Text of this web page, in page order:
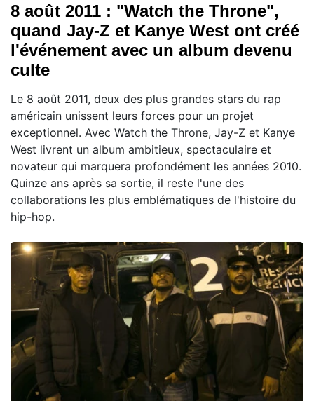
8 août 2011 : "Watch the Throne",
quand Jay-Z et Kanye West ont créé
l'événement avec un album devenu
culte
Le 8 août 2011, deux des plus grandes stars du rap
américain unissent leurs forces pour un projet
exceptionnel. Avec Watch the Throne, Jay-Z et Kanye
West livrent un album ambitieux, spectaculaire et
novateur qui marquera profondément les années 2010.
Quinze ans après sa sortie, il reste l'une des
collaborations les plus emblématiques de l'histoire du
hip-hop.